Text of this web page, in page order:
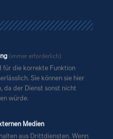
(immer erforderlich)
für die korrekte Funktion
Sie können sie hier
da der Dienst sonst nicht
würde.
Medien
aus Drittdiensten. Wenn